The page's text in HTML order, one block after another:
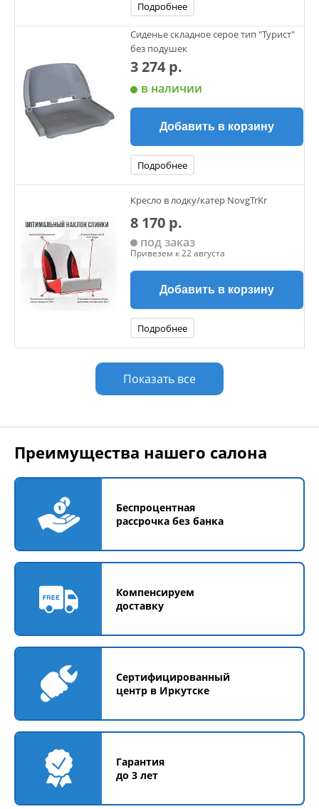
Подробнее
Сиденье складное серое тип "Турист"
без подушек
3 274 р.
в наличии
Добавить в корзину
Подробнее
Кресло в лодку/катер NovgTrKr
8 170 р.
под заказ
Привезем к 22 августа
Добавить в корзину
Подробнее
Показать все
Преимущества нашего салона
Беспроцентная
рассрочка без банка
Компенсируем
доставку
Сертифицированный
центр в Иркутске
Гарантия
до 3 лет